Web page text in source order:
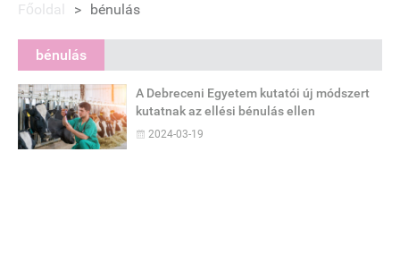
Főoldal > bénulás
bénulás
A Debreceni Egyetem kutatói új módszert
kutatnak az ellési bénulás ellen
2024-03-19